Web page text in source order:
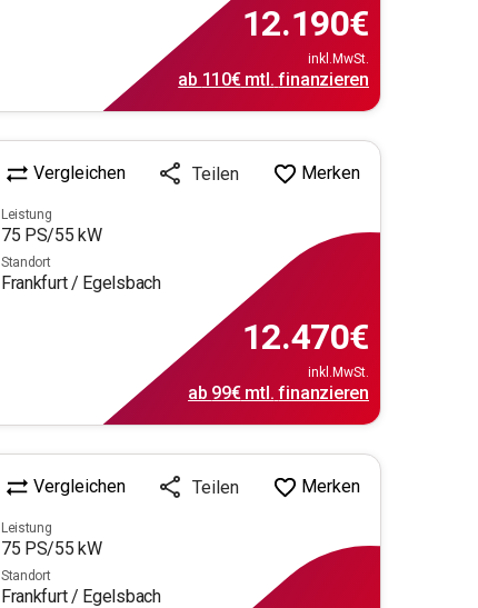
12.190€
inkl.MwSt.
ab 110€mtl. finanzieren
Vergleichen Teilen Merken
Leistung
75 PS/55 kW
Standort
Frankfurt / Egelsbach
12.470€
inkl.MwSt.
ab 99€mtl. finanzieren
Vergleichen Teilen Merken
Leistung
75 PS/55 kW
Standort
Frankfurt / Egelsbach